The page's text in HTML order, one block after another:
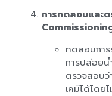
การทดสอบและ
ทดสอบการ
การปล่อยน้
ตรวจสอบว่
เคมีได้โดย